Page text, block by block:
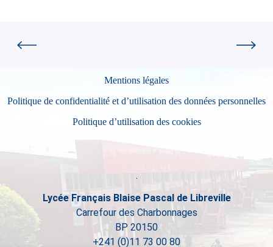
Mentions légales
Politique de confidentialité et d’utilisation des données personnelles
Politique d’utilisation des cookies
Lycée Français Blaise Pascal de Libreville
Carrefour des Charbonnages
BP 20150
+241 (0)11 73 00 80